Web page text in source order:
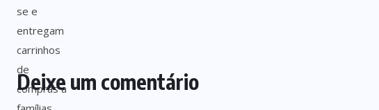
Deixe um comentário